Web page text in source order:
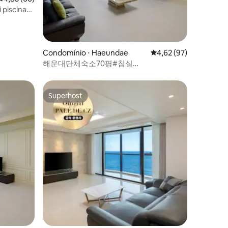
piscina
Condomínio ⋅ Haeundae 4,62 de uma
4,62 (97)
해운대단체숙소70평#침실
성#힐링스테이#RYS2
Superhost
Superhost